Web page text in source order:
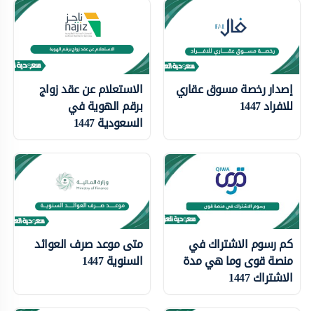
إصدار رخصة مسوق عقاري
للافراد 1447
الاستعلام عن عقد زواج
برقم الهوية في
السعودية 1447
كم رسوم الاشتراك في
منصة قوى وما هي مدة
الاشتراك 1447
متى موعد صرف العوائد
السنوية 1447